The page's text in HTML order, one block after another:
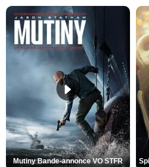
Mutiny Bande-annonce VO STFR